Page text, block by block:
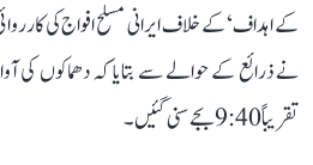
کے اہداف‘ کے خلاف ایرانی مسلح افواج کی
نے ذرائع کے حوالے سے بتایا کہ دھماکوں
تقریباً 9:40 بجے سنی گئیں۔